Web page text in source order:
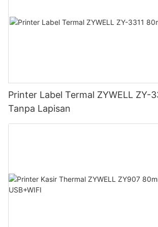
Printer Label Termal ZYWELL ZY-
Tanpa Lapisan